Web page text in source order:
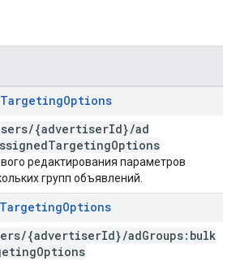
TargetingOptions
/{advertiserId}/ad
TargetingOptions
редактирования параметров
групп объявлений.
TargetingOptions
/{advertiserId}/adGroups:bulk
Options